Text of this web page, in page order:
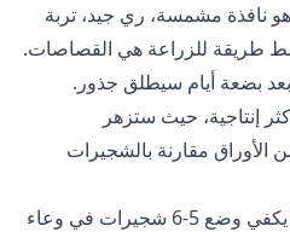
نافذة مشمسة، ري جيد، تربة
طريقة للزراعة هي القصاصات.
بضعة أيام سيطلق جذور.
إنتاجية، حيث ستزهر
الأوراق مقارنة بالشجيرات
قم بالزرع مباشرة في الوعاء. يكفي وضع 5-6 شجيرات في وعاء